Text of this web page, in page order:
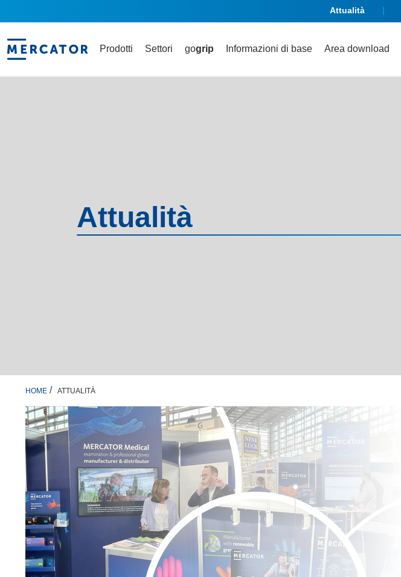
Attualità
Prodotti Settori gogrip Informazioni di base Area download
Attualità
HOME ATTUALITÀ